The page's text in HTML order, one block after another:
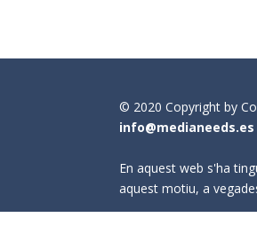
© 2020 Copyright by
info@medianeeds.es
En aquest web s'ha
aquest motiu, a